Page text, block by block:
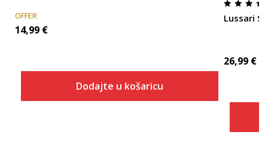
OFFER
14,99 €
Dodajte u košaricu
Lussari
26,99 €